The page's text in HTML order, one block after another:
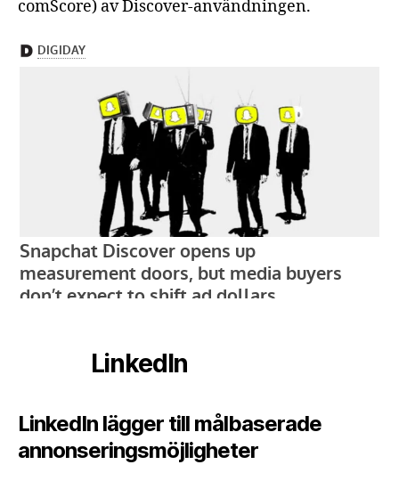
comScore) av Discover-användningen.
LinkedIn
LinkedIn lägger till målbaserade
annonseringsmöjligheter